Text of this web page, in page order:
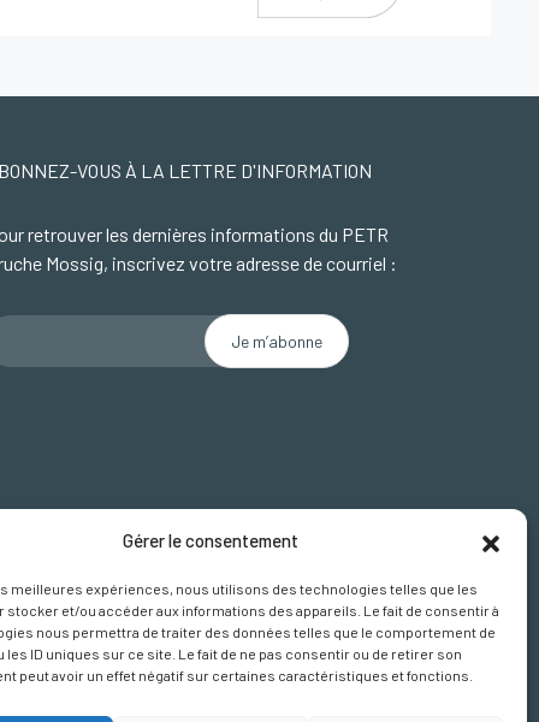
Gérer le consentement
meilleures expériences, nous utilisons des technologies telles que les
stocker et/ou accéder aux informations des appareils. Le fait de consentir à
nous permettra de traiter des données telles que le comportement de
les ID uniques sur ce site. Le fait de ne pas consentir ou de retirer son
peut avoir un effet négatif sur certaines caractéristiques et fonctions.
VOUS À LA LETTRE D'INFORMATION
retrouver les dernières informations du PETR
Mossig, inscrivez votre adresse de courriel :